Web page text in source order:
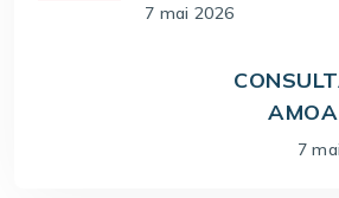
7 mai 2026
AMOA
7